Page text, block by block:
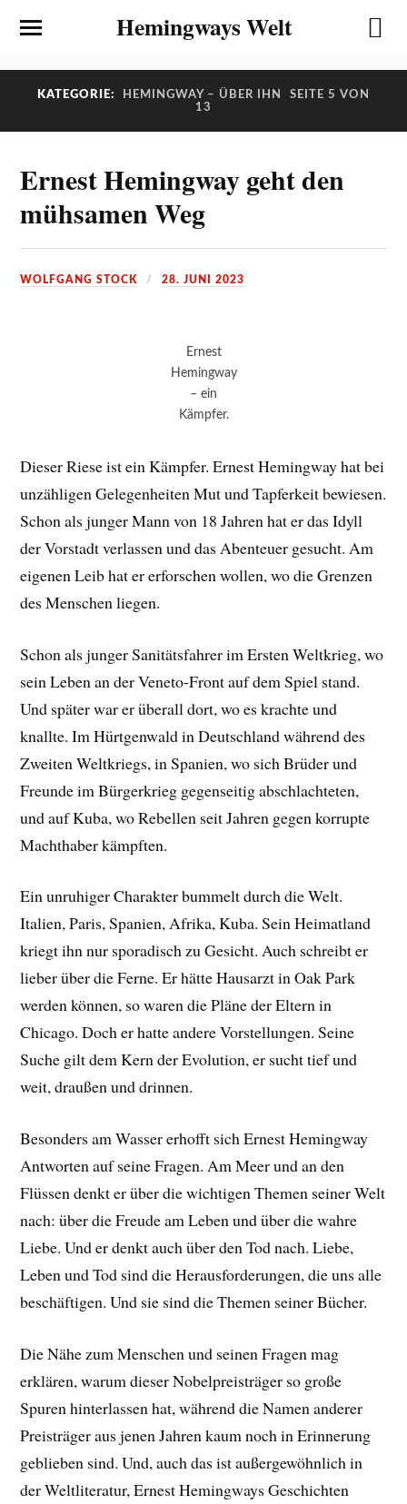
Hemingways Welt
KATEGORIE: HEMINGWAY – ÜBER IHN
SEITE 5 VON
13
Ernest Hemingway geht den
mühsamen Weg
WOLFGANG STOCK 28. JUNI 2023
Ernest
Hemingway
– ein
Kämpfer.
Dieser Riese ist ein Kämpfer. Ernest Hemingway hat bei
unzähligen Gelegenheiten Mut und Tapferkeit bewiesen.
Schon als junger Mann von 18 Jahren hat er das Idyll
der Vorstadt verlassen und das Abenteuer gesucht. Am
eigenen Leib hat er erforschen wollen, wo die Grenzen
des Menschen liegen.
Schon als junger Sanitätsfahrer im Ersten Weltkrieg, wo
sein Leben an der Veneto-Front auf dem Spiel stand.
Und später war er überall dort, wo es krachte und
knallte. Im Hürtgenwald in Deutschland während des
Zweiten Weltkriegs, in Spanien, wo sich Brüder und
Freunde im Bürgerkrieg gegenseitig abschlachteten,
und auf Kuba, wo Rebellen seit Jahren gegen korrupte
Machthaber kämpften.
Ein unruhiger Charakter bummelt durch die Welt.
Italien, Paris, Spanien, Afrika, Kuba. Sein Heimatland
kriegt ihn nur sporadisch zu Gesicht. Auch schreibt er
lieber über die Ferne. Er hätte Hausarzt in Oak Park
werden können, so waren die Pläne der Eltern in
Chicago. Doch er hatte andere Vorstellungen. Seine
Suche gilt dem Kern der Evolution, er sucht tief und
weit, draußen und drinnen.
Besonders am Wasser erhofft sich Ernest Hemingway
Antworten auf seine Fragen. Am Meer und an den
Flüssen denkt er über die wichtigen Themen seiner Welt
nach: über die Freude am Leben und über die wahre
Liebe. Und er denkt auch über den Tod nach. Liebe,
Leben und Tod sind die Herausforderungen, die uns alle
beschäftigen. Und sie sind die Themen seiner Bücher.
Die Nähe zum Menschen und seinen Fragen mag
erklären, warum dieser Nobelpreisträger so große
Spuren hinterlassen hat, während die Namen anderer
Preisträger aus jenen Jahren kaum noch in Erinnerung
geblieben sind. Und, auch das ist außergewöhnlich in
der Weltliteratur, Ernest Hemingways Geschichten